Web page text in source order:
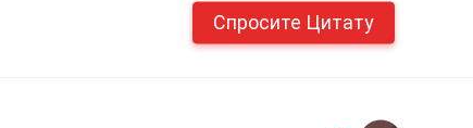
Спросите Цитату